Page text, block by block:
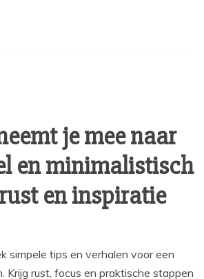
je mee naar
en minimalistisch
en inspiratie
simpele tips en verhalen voor een
Krijg rust, focus en praktische stappen